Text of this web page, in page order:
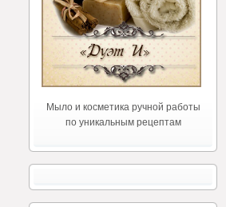
Мыло и косметика ручной работы
по уникальным рецептам